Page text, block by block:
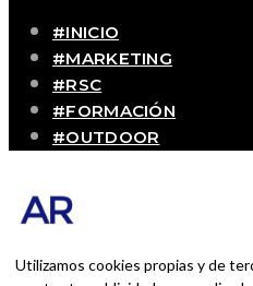
#INICIO
#MARKETING
#RSC
#FORMACIÓN
#OUTDOOR
Experiencias
Utilizamos cookies propias y de